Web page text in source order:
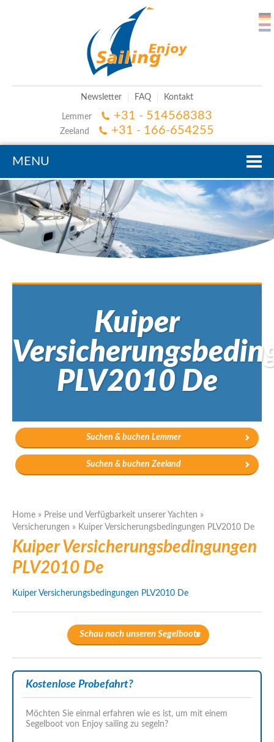
Newsletter FAQ Kontakt
Lemmer +31 - 514568383
Zeeland +31 - 166-654255
MENU
Kuiper
PLV2010 De
Suchen & buchen Lemmer
Suchen & buchen Zeeland
Home » Preise und Verfügbarkeit unserer Yachten »
Versicherungen » Kuiper Versicherungsbedingungen PLV2010 De
Kuiper Versicherungsbedingungen
PLV2010 De
Kuiper Versicherungsbedingungen PLV2010 De
Schau nach unseren Segelboote
Kostenlose Probefahrt?
Möchten Sie einmal erfahren wie es ist, um mit einem
Segelboot von Enjoy sailing zu segeln?